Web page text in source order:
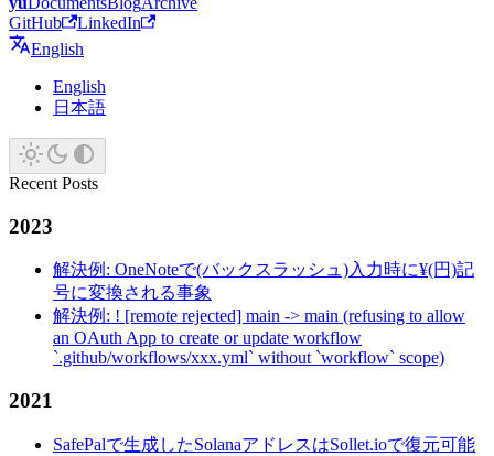
GitHub
LinkedIn
English
English
日本語
Recent Posts
2023
解決例: OneNoteで(バックスラッシュ)入力時に¥(円)記
号に変換される事象
解決例: ! [remote rejected] main -> main (refusing to allow
an OAuth App to create or update workflow
`.github/workflows/xxx.yml` without `workflow` scope)
2021
SafePalで生成したSolanaアドレスはSollet.ioで復元可能